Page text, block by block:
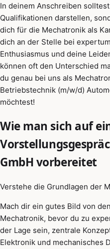
In deinem Anschreiben
Qualifikationen darstellen,
dich für die Mechatronik als
dich an der Stelle bei
Enthusiasmus und deine
können oft den Unterschied
du genau bei uns als
Betriebstechnik (m/w/d)
möchtest!
Wie man sich auf
GmbH vorbereitet
Verstehe die Grundlagen der
Mach dir ein gutes Bild von
Mechatronik, bevor du zu
der Lage sein, zentrale
Elektronik und mechanisches